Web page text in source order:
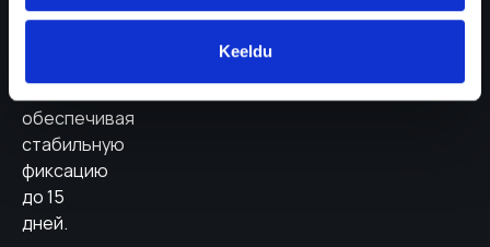
Keeldu
заворачиваться
использования,
обеспечивая
стабильную
фиксацию
до 15
дней.